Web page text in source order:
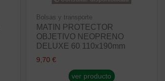
Bolsas y transporte
MATIN PROTECTOR
OBJETIVO NEOPRENO
DELUXE 60 110x190mm
9,70 €
ver producto